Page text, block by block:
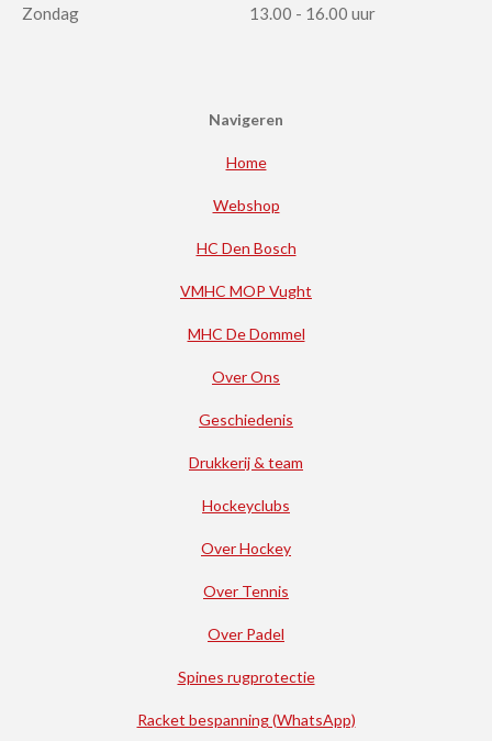
Zondag
13.00 - 16.00 uur
Navigeren
Home
Webshop
HC Den Bosch
VMHC MOP Vught
MHC De Dommel
Over Ons
Geschiedenis
Drukkerij & team
Hockeyclubs
Over Hockey
Over Tennis
Over Padel
Spines rugprotectie
Racket bespanning (WhatsApp)